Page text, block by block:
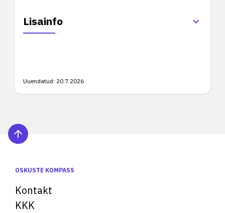
Lisainfo
Uuendatud: 20.7.2026
OSKUSTE KOMPASS
Kontakt
KKK